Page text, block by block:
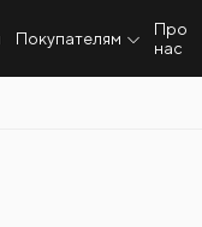
Покупателям
Про
нас